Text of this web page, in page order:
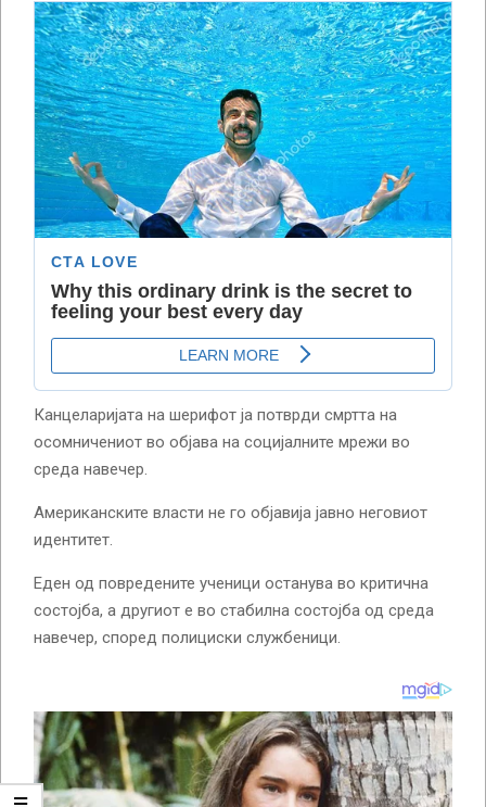
Канцеларијата на шерифот ја потврди смртта на
осомничениот во објава на социјалните мрежи во
среда навечер.
Американските власти не го објавија јавно неговиот
идентитет.
Еден од повредените ученици останува во критична
состојба, а другиот е во стабилна состојба од среда
навечер, според полициски службеници.